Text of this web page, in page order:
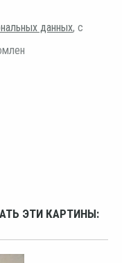
данных, с
ЭТИ КАРТИНЫ: